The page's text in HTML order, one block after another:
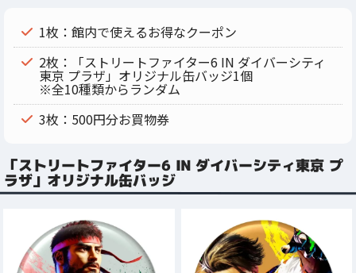
1枚：館内で使えるお得なクーポン
2枚：「ストリートファイター6 IN ダイバーシティ
東京 プラザ」オリジナル缶バッジ1個
※全10種類からランダム
3枚：500円分お買物券
「ストリートファイター6 IN ダイバーシティ東京 プ
ラザ」オリジナル缶バッジ